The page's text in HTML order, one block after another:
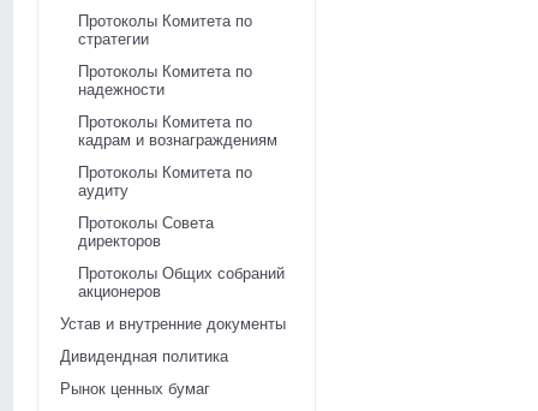
Протоколы Комитета по
стратегии
Протоколы Комитета по
надежности
Протоколы Комитета по
кадрам и вознаграждениям
Протоколы Комитета по
аудиту
Протоколы Совета
директоров
Протоколы Общих собраний
акционеров
Устав и внутренние документы
Дивидендная политика
Рынок ценных бумаг